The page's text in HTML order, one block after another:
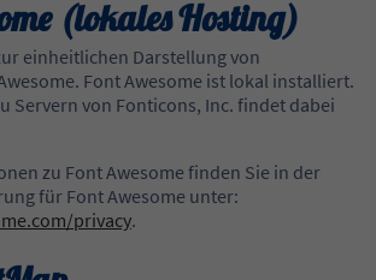
(lokales Hosting)
einheitlichen Darstellung von
Font Awesome ist lokal installiert.
Servern von Fonticons, Inc. findet dabei
zu Font Awesome finden Sie in der
für Font Awesome unter:
privacy.